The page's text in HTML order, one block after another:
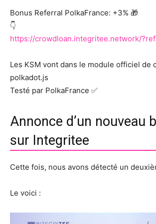
Bonus Referral PolkaFrance: +3% 🎁
👇
https://crowdloan.integritee.network/
Les KSM vont dans le module officiel de
polkadot.js
Testé par PolkaFrance ✅
Annonce d’un nouveau
sur Integritee
Cette fois, nous avons détecté un
Le voici :